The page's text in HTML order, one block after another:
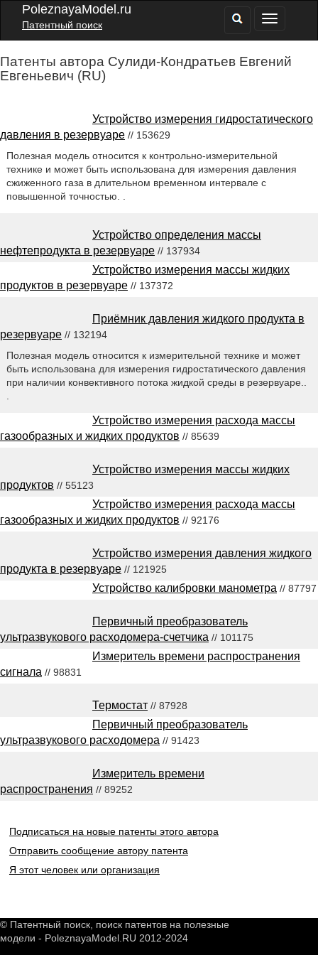
PoleznayaModel.ru
Патентный поиск
Патенты автора Сулиди-Кондратьев Евгений
Евгеньевич (RU)
Устройство измерения гидростатического
давления в резервуаре // 153629
Полезная модель относится к контрольно-измерительной
технике и может быть использована для измерения давления
сжиженного газа в длительном временном интервале с
повышенной точностью. .
Устройство определения массы
нефтепродукта в резервуаре // 137934
Устройство измерения массы жидких
продуктов в резервуаре // 137372
Приёмник давления жидкого продукта в
резервуаре // 132194
Полезная модель относится к измерительной технике и может
быть использована для измерения гидростатического давления
при наличии конвективного потока жидкой среды в резервуаре..
Устройство измерения расхода массы
газообразных и жидких продуктов // 85639
Устройство измерения массы жидких
продуктов // 55123
Устройство измерения расхода массы
газообразных и жидких продуктов // 92176
Устройство измерения давления жидкого
продукта в резервуаре // 121925
Устройство калибровки манометра // 87797
Первичный преобразователь
ультразвукового расходомера-счетчика // 101175
Измеритель времени распространения
сигнала // 98831
Термостат // 87928
Первичный преобразователь
ультразвукового расходомера // 91423
Измеритель времени
распространения // 89252
Подписаться на новые патенты этого автора
Отправить сообщение автору патента
Я этот человек или организация
© Патентный поиск, поиск патентов на полезные
модели - PoleznayaModel.RU 2012-2024